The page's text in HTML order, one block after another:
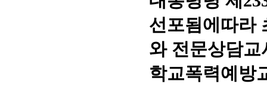
선포됨에따라
와 전문상담교
학교폭력예방